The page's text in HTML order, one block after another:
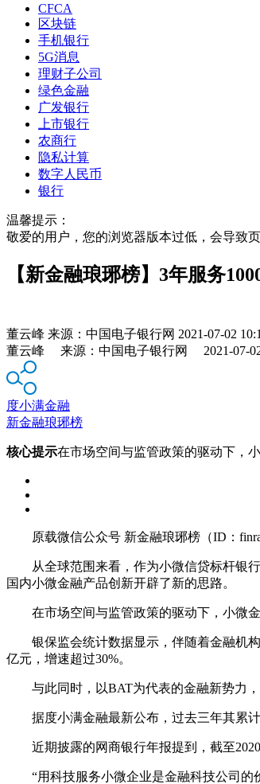
CFCA
区块链
手机银行
5G消息
理财子公司
绿色金融
广发银行
上市银行
农商行
隐私计算
数字人民币
银行
温馨提示：
敬爱的用户，您的浏览器版本过低，会导致
【新金融琅琊榜】3年服务
董云峰 来源： 中国电子银行网 2021-07-02
董云峰 来源：中国电子银行网 2021-07-02
度小满金融
新金融琅琊榜
核心提示在市场空间与监管政策的驱动下，
原载微信公众号 新金融琅琊榜 （ID：
从全球范围来看，作为小微信贷标杆银
国内小微金融产品创新开辟了新的思路。
在市场空间与监管政策的驱动下，小微
银保监会统计数据显示，伴随着金融机
亿元，增速超过30%。
与此同时，以BAT为代表的金融新势力
据度小满金融最新公布，过去三年其累
近期披露的网商银行年报提到，截至
“用科技服务小微企业是金融科技公司